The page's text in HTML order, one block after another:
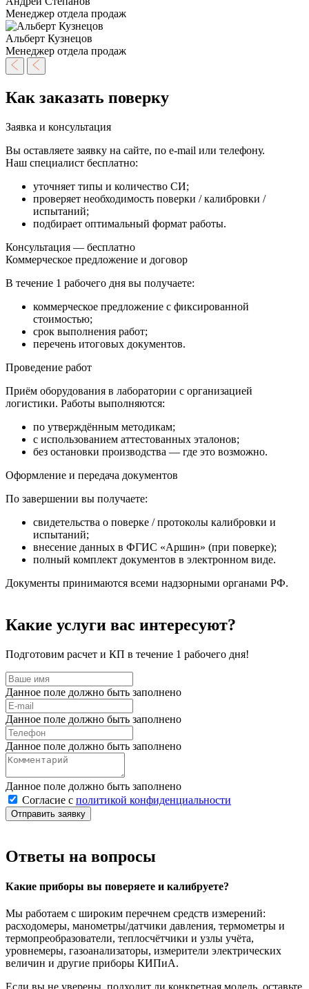
Менеджер отдела продаж
Альберт Кузнецов
Менеджер отдела продаж
Как заказать поверку
Заявка и консультация
Вы оставляете заявку на сайте, по e-mail или телефону.
Наш специалист бесплатно:
уточняет типы и количество СИ;
проверяет необходимость поверки / калибровки /
испытаний;
подбирает оптимальный формат работы.
Консультация — бесплатно
Коммерческое предложение и договор
В течение 1 рабочего дня вы получаете:
коммерческое предложение с фиксированной
стоимостью;
срок выполнения работ;
перечень итоговых документов.
Проведение работ
Приём оборудования в лаборатории с организацией
логистики. Работы выполняются:
по утверждённым методикам;
с использованием аттестованных эталонов;
без остановки производства — где это возможно.
Оформление и передача документов
По завершении вы получаете:
свидетельства о поверке / протоколы калибровки и
испытаний;
внесение данных в ФГИС «Аршин» (при поверке);
полный комплект документов в электронном виде.
Документы принимаются всеми надзорными органами РФ.
Какие услуги вас интересуют?
Подготовим расчет и КП в течение 1 рабочего дня!
Данное поле должно быть заполнено
Данное поле должно быть заполнено
Данное поле должно быть заполнено
Данное поле должно быть заполнено
Согласие с политикой конфиденциальности
Отправить заявку
Ответы на вопросы
Какие приборы вы поверяете и калибруете?
Мы работаем с широким перечнем средств измерений:
расходомеры, манометры/датчики давления, термометры и
термопреобразователи, теплосчётчики и узлы учёта,
уровнемеры, газоанализаторы, измерители электрических
величин и другие приборы КИПиА.